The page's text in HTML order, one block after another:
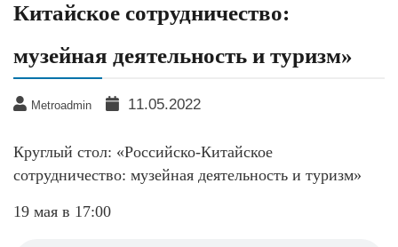
Китайское сотрудничество:
музейная деятельность и туризм»
Metroadmin 11.05.2022
Круглый стол: «Российско-Китайское
сотрудничество: музейная деятельность и туризм»
19 мая в 17:00